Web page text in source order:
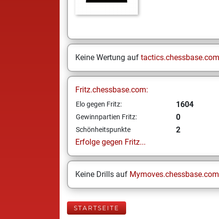
Keine Wertung auf tactics.chessbase.com
Fritz.chessbase.com:
Elo gegen Fritz: 1604
Gewinnpartien Fritz: 0
Schönheitspunkte
2
Erfolge gegen Fritz...
Keine Drills auf Mymoves.chessbase.com
STARTSEITE